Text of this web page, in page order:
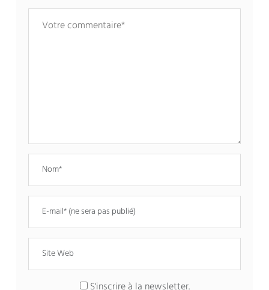
S'inscrire à la newsletter.